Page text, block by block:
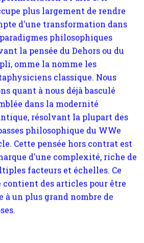
omme la nomme les
classique. Nous
quant à nous déjà basculé
dans la modernité
résolvant la plupart des
philosophique du WWe
Cette pensée hors contrat est
d'une complexité, riche de
facteurs et échelles. Ce
contient des articles pour être
à un plus grand nombre de